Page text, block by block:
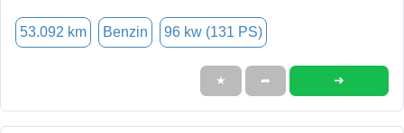
53.092 km Benzin 96 kw (131 PS)
★ ➦ ➜